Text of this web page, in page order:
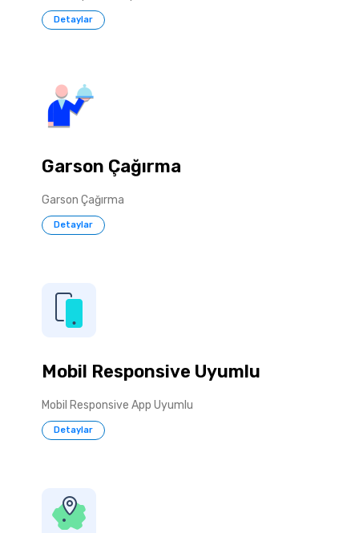
Detaylar
Garson Çağırma
Garson Çağırma
Detaylar
Mobil Responsive Uyumlu
Mobil Responsive App Uyumlu
Detaylar